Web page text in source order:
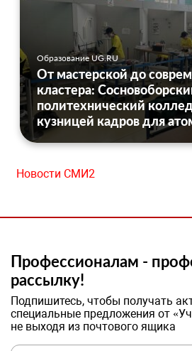
Образование UG.RU
От мастерской до
кластера:
политехнический
кузницей кадров для
Новости СМИ2
Профессионалам -
рассылку!
Подпишитесь, чтобы получать
специальные предложения от
не выходя из почтового ящика